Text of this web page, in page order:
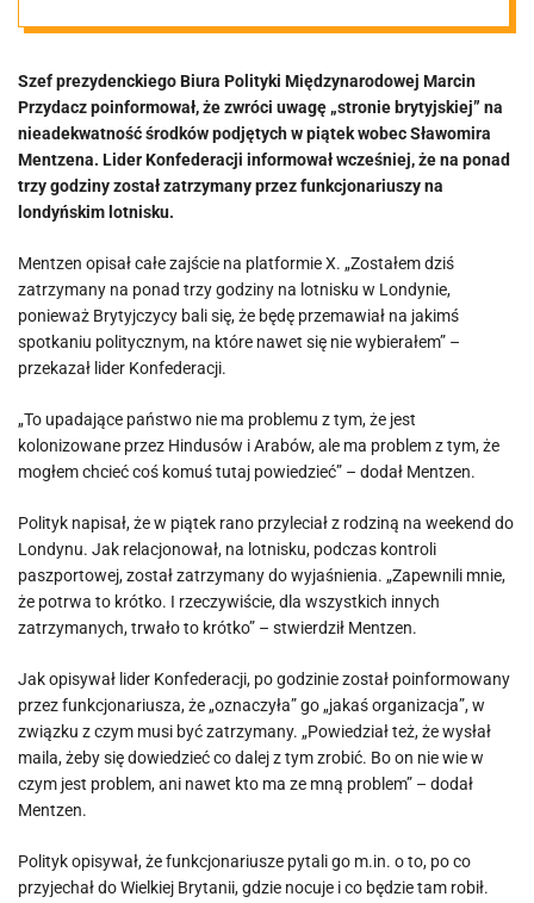
Prezydenta
reaguje po
skandalu z
zatrzymaniem
Mentzena
Szef prezydenckiego Biura Polityki Międzynarodowej Marcin
Przydacz poinformował, że zwróci uwagę „stronie brytyjskiej” na
nieadekwatność środków podjętych w piątek wobec Sławomira
Mentzena. Lider Konfederacji informował wcześniej, że na ponad
trzy godziny został zatrzymany przez funkcjonariuszy na
londyńskim lotnisku.
Mentzen opisał całe zajście na platformie X. „Zostałem dziś
zatrzymany na ponad trzy godziny na lotnisku w Londynie,
ponieważ Brytyjczycy bali się, że będę przemawiał na jakimś
spotkaniu politycznym, na które nawet się nie wybierałem” –
przekazał lider Konfederacji.
„To upadające państwo nie ma problemu z tym, że jest
kolonizowane przez Hindusów i Arabów, ale ma problem z tym, że
mogłem chcieć coś komuś tutaj powiedzieć” – dodał Mentzen.
Polityk napisał, że w piątek rano przyleciał z rodziną na weekend do
Londynu. Jak relacjonował, na lotnisku, podczas kontroli
paszportowej, został zatrzymany do wyjaśnienia. „Zapewnili mnie,
że potrwa to krótko. I rzeczywiście, dla wszystkich innych
zatrzymanych, trwało to krótko” – stwierdził Mentzen.
Jak opisywał lider Konfederacji, po godzinie został poinformowany
przez funkcjonariusza, że „oznaczyła” go „jakaś organizacja”, w
związku z czym musi być zatrzymany. „Powiedział też, że wysłał
maila, żeby się dowiedzieć co dalej z tym zrobić. Bo on nie wie w
czym jest problem, ani nawet kto ma ze mną problem” – dodał
Mentzen.
Polityk opisywał, że funkcjonariusze pytali go m.in. o to, po co
przyjechał do Wielkiej Brytanii, gdzie nocuje i co będzie tam robił.